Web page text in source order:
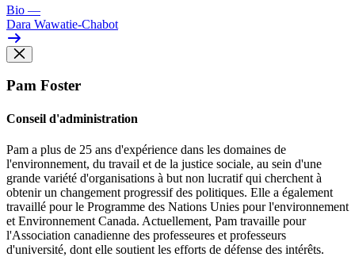
Bio —
Dara Wawatie-Chabot
Pam Foster
Conseil d'administration
Pam a plus de 25 ans d'expérience dans les domaines de
l'environnement, du travail et de la justice sociale, au sein d'une
grande variété d'organisations à but non lucratif qui cherchent à
obtenir un changement progressif des politiques. Elle a également
travaillé pour le Programme des Nations Unies pour l'environnement
et Environnement Canada. Actuellement, Pam travaille pour
l'Association canadienne des professeures et professeurs
d'université, dont elle soutient les efforts de défense des intérêts.